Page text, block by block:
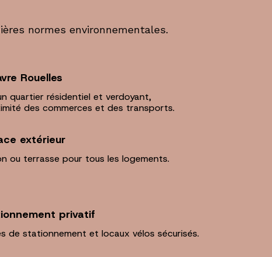
normes environnementales.
Rouelles
quartier résidentiel et verdoyant,
des commerces et des transports.
extérieur
ou terrasse pour tous les logements.
privatif
de stationnement et locaux vélos sécurisés.